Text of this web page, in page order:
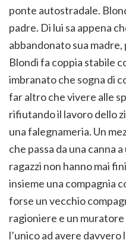
ponte autostradale.
padre. Di lui sa appena
abbandonato sua madre,
Blondi fa coppia stabile
imbranato che sogna di
far altro che vivere alle
rifiutando il lavoro dello
una falegnameria. Un
che passa da una canna
ragazzi non hanno mai
insieme una compagnia
forse un vecchio
ragioniere e un
l’unico ad avere davvero